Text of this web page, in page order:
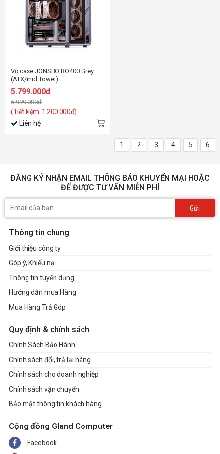
Vỏ case JONSBO BO400 Grey
(ATX/mid Tower)
5.799.000đ
6.999.000đ
(Tiết kiệm: 1.200.000đ)
Liên hệ
1 2 3 4 5 6
ĐĂNG KÝ NHẬN EMAIL THÔNG BÁO KHUYẾN MẠI HOẶC
ĐỂ ĐƯỢC TƯ VẤN MIỄN PHÍ
Gửi
Thông tin chung
Giới thiệu công ty
Góp ý, Khiếu nại
Thông tin tuyển dụng
Hướng dẫn mua Hàng
Mua Hàng Trả Góp
Quy định & chính sách
Chính Sách Bảo Hành
Chính sách đổi, trả lại hàng
Chính sách cho doanh nghiệp
Chính sách vận chuyển
Bảo mật thông tin khách hàng
Cộng đồng Gland Computer
Facebook